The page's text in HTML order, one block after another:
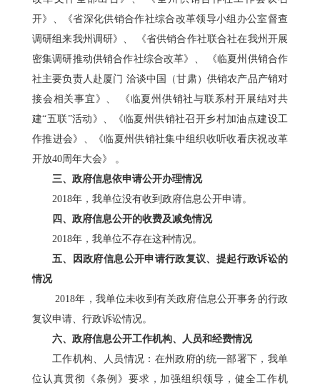
开》 、 《省深化供销合作社综合改革领导小组办公室督查
调研组来我州调研》 、 《省供销合作社联合社在我州开展
密集调研推动供销合作社综合改革》 、 《临夏州供销合作
社主要负责人赴厦门 洽谈中国（甘肃）供销农产品产销对
接会相关事宜》 、 《临夏州供销社与联系村开展结对共
建“五联”活动》 、 《临夏州供销社召开乡村加油点建设工
作推进会》 、 《临夏州供销社集中组织收听收看庆祝改革
开放40周年大会》
。
三、 政府信息依申请公开办理情况
2018年，我单位没有收到政府信息公开申请。
四、政府信息公开的收费及减免情况
2018年，我单位不存在这种情况。
五、因政府信息公开申请行政复议、提起行政诉讼的
情况
2018年，我单位未收到有关政府信息公开事务的行政
复议申请、行政诉讼情况。
六、 政府信息公开工作机构、
人员和经费情况
工作机构、 人员情况 ： 在州政府的统一部署下，我单
位认真贯彻《条例》要求，加强组织领导，健全工作机